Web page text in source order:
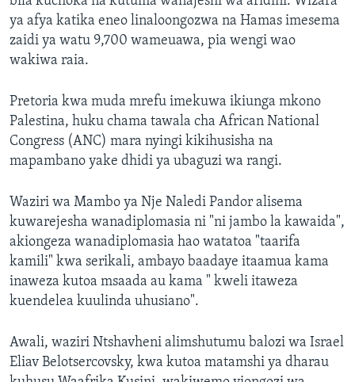
ya afya katika eneo linaloongozwa na Hamas imesema
zaidi ya watu 9,700 wameuawa, pia wengi wao
wakiwa raia.
Pretoria kwa muda mrefu imekuwa ikiunga mkono
Palestina, huku chama tawala cha African National
Congress (ANC) mara nyingi kikihusisha na
mapambano yake dhidi ya ubaguzi wa rangi.
Waziri wa Mambo ya Nje Naledi Pandor alisema
kuwarejesha wanadiplomasia ni "ni jambo la kawaida",
akiongeza wanadiplomasia hao watatoa "taarifa
kamili" kwa serikali, ambayo baadaye itaamua kama
inaweza kutoa msaada au kama " kweli itaweza
kuendelea kuulinda uhusiano".
Awali, waziri Ntshavheni alimshutumu balozi wa Israel
Eliav Belotsercovsky, kwa kutoa matamshi ya dharau